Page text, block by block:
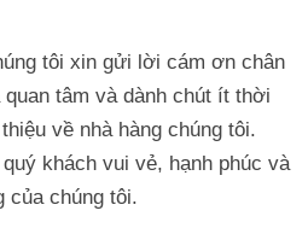
tôi xin gửi lời cám ơn chân
tâm và dành chút ít thời
về nhà hàng chúng tôi.
khách vui vẻ, hạnh phúc và
của chúng tôi.